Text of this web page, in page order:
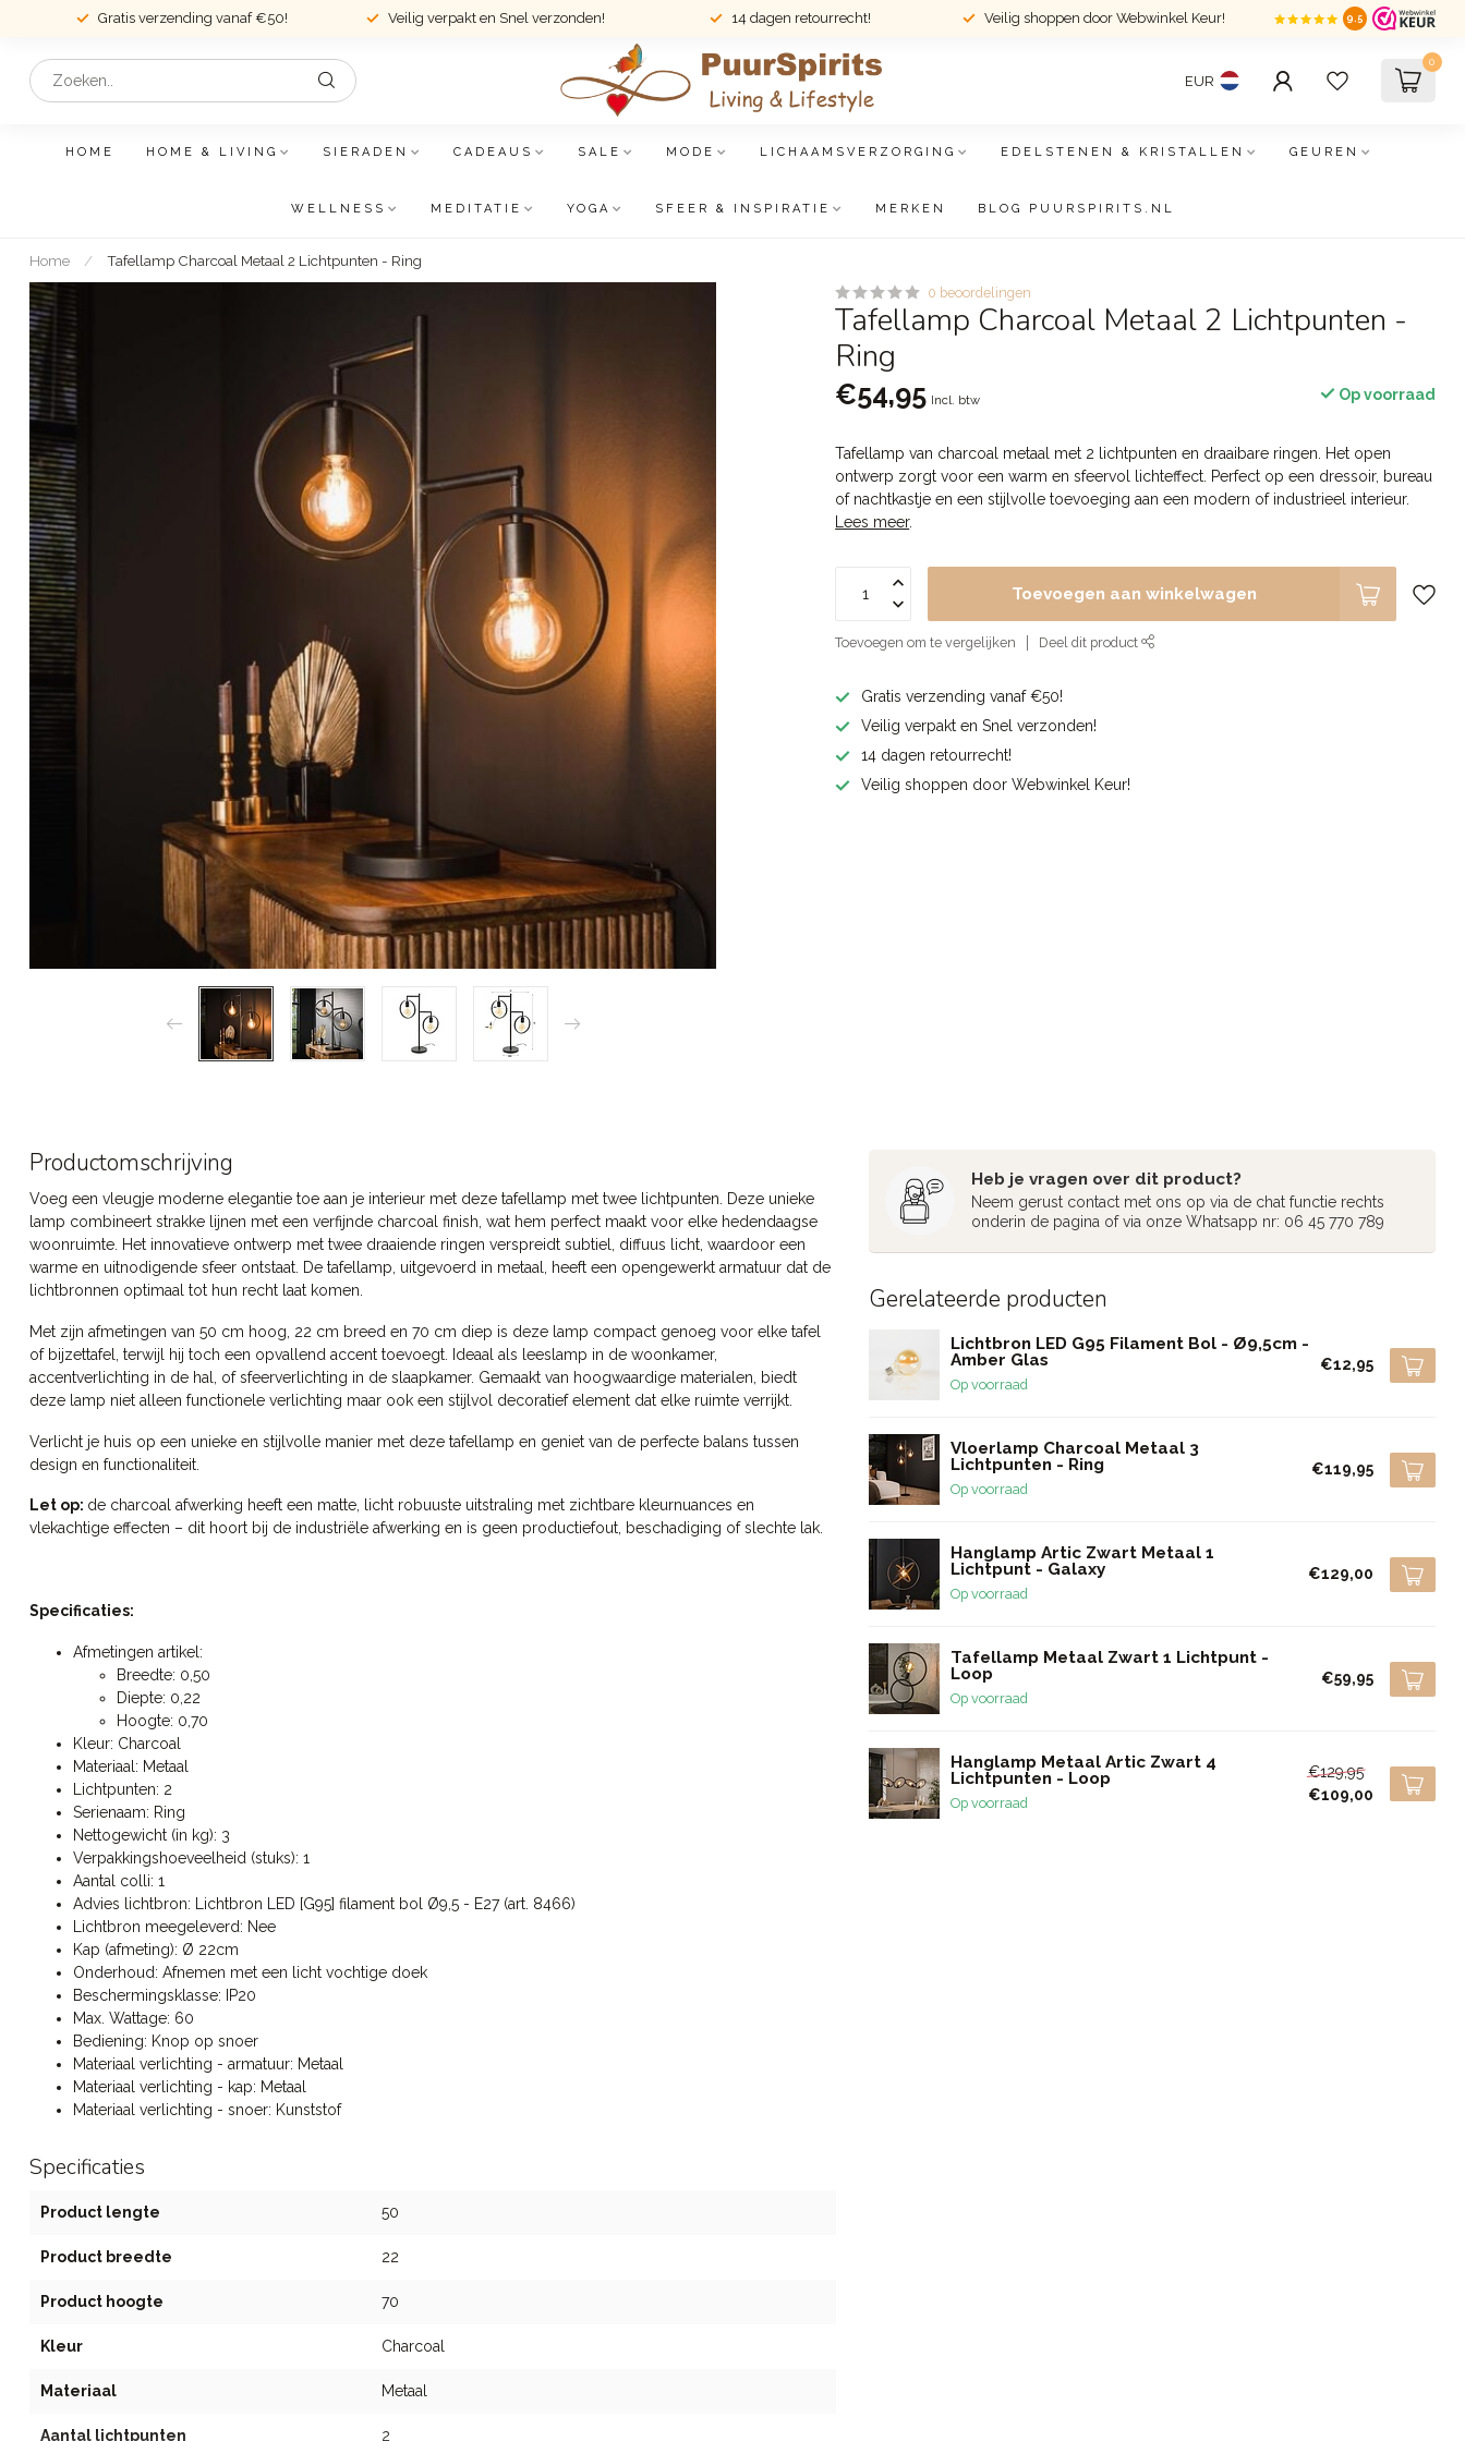
Gratis verzending vanaf €50! Veilig verpakt en Snel verzonden! 14 dagen retourrecht! Veilig shoppen door Webwinkel Keur! 9.5
EUR
0
HOME HOME & LIVING SIERADEN CADEAUS SALE MODE LICHAAMSVERZORGING EDELSTENEN & KRISTALLEN GEUREN
WELLNESS MEDITATIE YOGA SFEER & INSPIRATIE MERKEN BLOG PUURSPIRITS.NL
Home / Tafellamp Charcoal Metaal 2 Lichtpunten - Ring
0 beoordelingen
Tafellamp Charcoal Metaal 2 Lichtpunten -
Ring
€54,95 Incl. btw Op voorraad
Tafellamp van charcoal metaal met 2 lichtpunten en draaibare ringen. Het open
ontwerp zorgt voor een warm en sfeervol lichteffect. Perfect op een dressoir, bureau
of nachtkastje en een stijlvolle toevoeging aan een modern of industrieel interieur.
Lees meer.
Toevoegen aan winkelwagen
Toevoegen om te vergelijken Deel dit product
Gratis verzending vanaf €50!
Veilig verpakt en Snel verzonden!
14 dagen retourrecht!
Veilig shoppen door Webwinkel Keur!
Productomschrijving
Voeg een vleugje moderne elegantie toe aan je interieur met deze tafellamp met twee lichtpunten. Deze unieke
lamp combineert strakke lijnen met een verfijnde charcoal finish, wat hem perfect maakt voor elke hedendaagse
woonruimte. Het innovatieve ontwerp met twee draaiende ringen verspreidt subtiel, diffuus licht, waardoor een
warme en uitnodigende sfeer ontstaat. De tafellamp, uitgevoerd in metaal, heeft een opengewerkt armatuur dat de
lichtbronnen optimaal tot hun recht laat komen.
Met zijn afmetingen van 50 cm hoog, 22 cm breed en 70 cm diep is deze lamp compact genoeg voor elke tafel
of bijzettafel, terwijl hij toch een opvallend accent toevoegt. Ideaal als leeslamp in de woonkamer,
accentverlichting in de hal, of sfeerverlichting in de slaapkamer. Gemaakt van hoogwaardige materialen, biedt
deze lamp niet alleen functionele verlichting maar ook een stijlvol decoratief element dat elke ruimte verrijkt.
Verlicht je huis op een unieke en stijlvolle manier met deze tafellamp en geniet van de perfecte balans tussen
design en functionaliteit.
Let op: de charcoal afwerking heeft een matte, licht robuuste uitstraling met zichtbare kleurnuances en
vlekachtige effecten – dit hoort bij de industriële afwerking en is geen productiefout, beschadiging of slechte lak.
Specificaties:
Afmetingen artikel:
Breedte: 0,50
Diepte: 0,22
Hoogte: 0,70
Kleur: Charcoal
Materiaal: Metaal
Lichtpunten: 2
Serienaam: Ring
Nettogewicht (in kg): 3
Verpakkingshoeveelheid (stuks): 1
Aantal colli: 1
Advies lichtbron: Lichtbron LED [G95] filament bol Ø9,5 - E27 (art. 8466)
Lichtbron meegeleverd: Nee
Kap (afmeting): Ø 22cm
Onderhoud: Afnemen met een licht vochtige doek
Beschermingsklasse: IP20
Max. Wattage: 60
Bediening: Knop op snoer
Materiaal verlichting - armatuur: Metaal
Materiaal verlichting - kap: Metaal
Materiaal verlichting - snoer: Kunststof
Specificaties
Product lengte 50
Product breedte 22
Product hoogte 70
Kleur Charcoal
Materiaal Metaal
Aantal lichtpunten 2
Heb je vragen over dit product?
Neem gerust contact met ons op via de chat functie rechts
onderin de pagina of via onze Whatsapp nr: 06 45 770 789
Gerelateerde producten
Lichtbron LED G95 Filament Bol - Ø9,5cm -
Amber Glas
Op voorraad
€12,95
Vloerlamp Charcoal Metaal 3
Lichtpunten - Ring
Op voorraad
€119,95
Hanglamp Artic Zwart Metaal 1
Lichtpunt - Galaxy
Op voorraad
€129,00
Tafellamp Metaal Zwart 1 Lichtpunt -
Loop
Op voorraad
€59,95
Hanglamp Metaal Artic Zwart 4
Lichtpunten - Loop
Op voorraad
€129,95
€109,00